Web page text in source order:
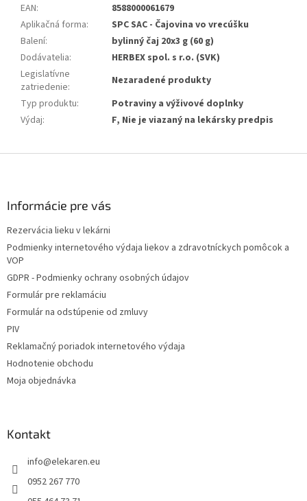
EAN:
8588000061679
Aplikačná forma:
SPC SAC - Čajovina vo vrecúšku
Balení:
bylinný čaj 20x3 g (60 g)
Dodávatelia:
HERBEX spol. s r.o. (SVK)
Legislatívne
zatriedenie:
Nezaradené produkty
Typ produktu:
Potraviny a výživové doplnky
Výdaj: F, Nie je viazaný na lekársky predpis
Informácie pre vás
Rezervácia lieku v lekárni
Podmienky internetového výdaja liekov a zdravotníckych pomôcok a
VOP
GDPR - Podmienky ochrany osobných údajov
Formulár pre reklamáciu
Formulár na odstúpenie od zmluvy
PIV
Reklamačný poriadok internetového výdaja
Hodnotenie obchodu
Moja objednávka
Kontakt
info@elekaren.eu
0952 267 770